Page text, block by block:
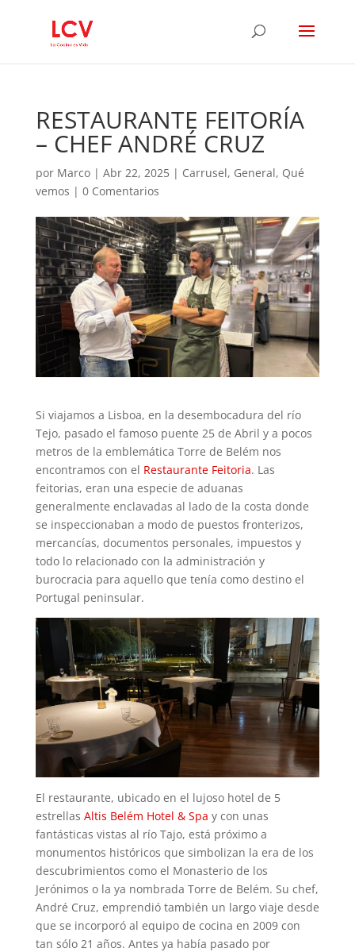
RESTAURANTE FEITORÍA
– CHEF ANDRÉ CRUZ
por Marco| Abr 22, 2025| Carrusel, General, Qué
vemos | 0 Comentarios
Si viajamos a Lisboa, en la desembocadura del río
Tejo, pasado el famoso puente 25 de Abril y a pocos
metros de la emblemática Torre de Belém nos
encontramos con el Restaurante Feitoria. Las
feitorias, eran una especie de aduanas
generalmente enclavadas al lado de la costa donde
se inspeccionaban a modo de puestos fronterizos,
mercancías, documentos personales, impuestos y
todo lo relacionado con la administración y
burocracia para aquello que tenía como destino el
Portugal peninsular.
El restaurante, ubicado en el lujoso hotel de 5
estrellas Altis Belém Hotel & Spa y con unas
fantásticas vistas al río Tajo, está próximo a
monumentos históricos que simbolizan la era de los
descubrimientos como el Monasterio de los
Jerónimos o la ya nombrada Torre de Belém. Su chef,
André Cruz, emprendió también un largo viaje desde
que se incorporó al equipo de cocina en 2009 con
tan sólo 21 años. Antes ya había pasado por